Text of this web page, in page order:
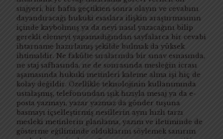
stajyeri, bir hafta geçtikten sonra olayın ve cevabını
dayandıracağı hukuki esaslara ilişkin araştırmasının
içinde kaybolmuş ya da neyi nasıl yazacağını bilip
gerekli elemeyi yapamadığından sayfalarca bir cevabi
ihtarname hazırlamış şekilde bulmak da yüksek
ihtimaldir. Ne fakülte sıralarında bir sınav esnasında,
ne staj safhasında, ne de sonrasında mesleğin icrası
aşamasında hukuki metinleri kaleme alma işi hiç de
kolay değildir. Özellikle teknolojinin kullanımında
ustalaşmış, telefonundan ışık hızıyla mesaj ya da e-
posta yazmayı, yazar yazmaz da gönder tuşuna
basmayı içselleştirmiş nesillerin aynı hızlı tarzı
mesleki metinlerin planlama, yazım ve iletiminde de
gösterme eğiliminde olduklarını söylemek sanırım